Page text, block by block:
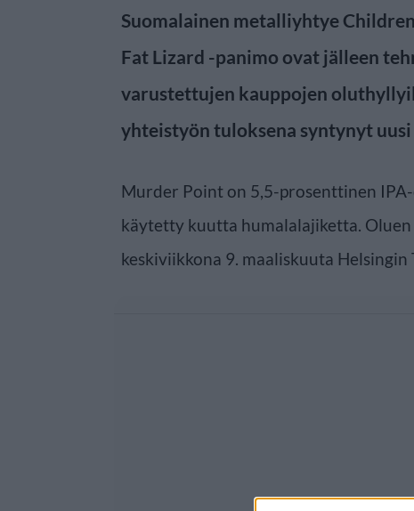
Suomalainen metalliyhtye
Fat Lizard -panimo ovat jälleen
varustettujen kauppojen
yhteistyön tuloksena syntynyt
Murder Point on 5,5-prosenttinen
käytetty kuutta humalalajiketta.
keskiviikkona 9. maaliskuuta Helsingin